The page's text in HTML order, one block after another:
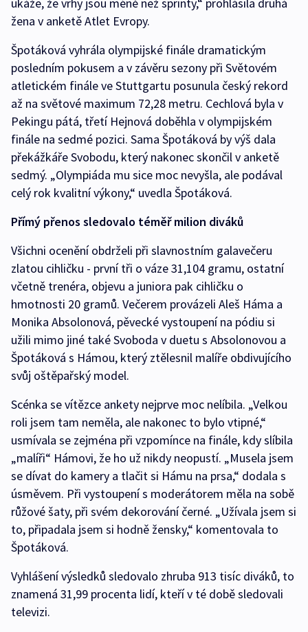
ukáže, že vrhy jsou méně než sprinty,“ prohlásila druhá
žena v anketě Atlet Evropy.
Špotáková vyhrála olympijské finále dramatickým
posledním pokusem a v závěru sezony při Světovém
atletickém finále ve Stuttgartu posunula český rekord
až na světové maximum 72,28 metru. Cechlová byla v
Pekingu pátá, třetí Hejnová doběhla v olympijském
finále na sedmé pozici. Sama Špotáková by výš dala
překážkáře Svobodu, který nakonec skončil v anketě
sedmý. „Olympiáda mu sice moc nevyšla, ale podával
celý rok kvalitní výkony,“ uvedla Špotáková.
Přímý přenos sledovalo téměř milion diváků
Všichni ocenění obdrželi při slavnostním galavečeru
zlatou cihličku - první tři o váze 31,104 gramu, ostatní
včetně trenéra, objevu a juniora pak cihličku o
hmotnosti 20 gramů. Večerem provázeli Aleš Háma a
Monika Absolonová, pěvecké vystoupení na pódiu si
užili mimo jiné také Svoboda v duetu s Absolonovou a
Špotáková s Hámou, který ztělesnil malíře obdivujícího
svůj oštěpařský model.
Scénka se vítězce ankety nejprve moc nelíbila. „Velkou
roli jsem tam neměla, ale nakonec to bylo vtipné,“
usmívala se zejména při vzpomínce na finále, kdy slíbila
„malíři“ Hámovi, že ho už nikdy neopustí. „Musela jsem
se dívat do kamery a tlačit si Hámu na prsa,“ dodala s
úsměvem. Při vystoupení s moderátorem měla na sobě
růžové šaty, při svém dekorování černé. „Užívala jsem si
to, připadala jsem si hodně žensky,“ komentovala to
Špotáková.
Vyhlášení výsledků sledovalo zhruba 913 tisíc diváků, to
znamená 31,99 procenta lidí, kteří v té době sledovali
televizi.